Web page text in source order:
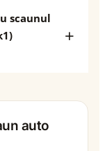
scaunul
auto